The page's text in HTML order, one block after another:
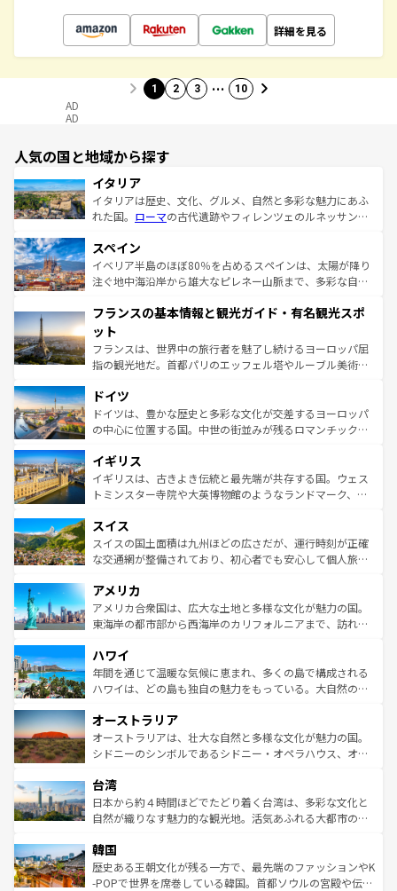
詳細を見る
1 2 3 … 10
AD
AD
人気の国と地域から探す
イタリア
イタリアは歴史、文化、グルメ、自然と多彩な魅力にあふ
れた国。 ローマの古代遺跡やフィレンツェのルネッサンス
ろん、トスカーナの美しい田園風景やアマルフィ海岸の絶
景など、自然景観も見逃せない。観光の合間には、本場の
ピザやパスタなど、絶品のイタリア料理を堪能することも
ませてくれるイタリアで、忘れられない旅をしてみよう！
なお、新着のイタリア情報は
しい。
スペイン
イベリア半島のほぼ80％を占めるスペインは、太陽が降り
注ぐ地中海沿岸から雄大なピレネー山脈まで、多彩な自然
文化が根付くこの国では、情熱的なフラメンコ、熱気あふ
れる闘牛、そして美味しいタパスが生活の一部となってい
る。首都マドリードの洗練された雰囲気や、バルセロナの
アートに溢れた街角から、地方では古代ローマ遺跡や中世
せる。地方によって風土や気候が異なるスペインはその個
性で訪れる人を魅了する。 なお、新着のスペイン情報は コ
ンテンツ一覧を参照してほしい。
フランスの基本情報と観光ガイド・有名観光スポ
ット
フランスは、世界中の旅行者を魅了し続けるヨーロッパ屈
指の観光地だ。首都パリのエッフェル塔やルーブル美術館
で、幅広い魅力が詰まっている。華麗な宮殿、歴史的な大
聖堂、美しいビーチ、そして豊かな自然が、訪れる者を心
から魅了する。また、フランスは美食の国としても知ら
いる。シャンパンの発祥地であるランス、プロヴァンスの
香り高いラベンダー畑など、多彩な楽しみ方が可能だ。さ
らに、パリ以外の地域にも魅力が溢れており、どの街角に
れる地方に足を運ぶとそれぞれで全く異なる文化を体験で
きるだろう。 なお、新着のフランス情報はコンテンツ一覧
を参照してほしい。
ドイツ
ドイツは、豊かな歴史と多彩な文化が交差するヨーロッパ
の中心に位置する国。中世の街並みが残るロマンチック街
顔を持つこの国は、どこを歩いても飽きることがない。ベ
ルリンの文化的活気、バイエルン州のアルプスの絶景、そ
してライン川沿いのワイン畑といった風景は必見。ビール
は、お酒好きな人にはぜひ体験してほしい。 なお、新着の
ドイツ情報はコンテンツ一覧を参照してほしい。
イギリス
イギリスは、古きよき伝統と最先端が共存する国。ウェス
トミンスター寺院や大英博物館のようなランドマーク、歴
リアごとに異なる魅力がある。また、優雅なアフタヌーン
ティー、ビール好きにはたまらない英国パブ、サッカー観
戦など、本場だからこそできる体験も豊富。イギリスを旅
ンツ一覧を参照してほしい。
スイス
スイスの国土面積は九州ほどの広さだが、運行時刻が正確
な交通網が整備されており、初心者でも安心して個人旅行
の建物がそのまま残る町や、スイスならではのユニークな
博物館もあり、アルプス観光だけでなく町歩きも満喫する
ことができる。国民の所得が高いため物価も高いが、旅行
ば市内交通費無料で観光を楽しむこともできる。 なお、新
着のスイス情報はコンテンツ一覧 を参照してほしい。
アメリカ
アメリカ合衆国は、広大な土地と多様な文化が魅力の国。
東海岸の都市部から西海岸のカリフォルニアまで、訪れる
のような巨大都市は、観光、ショッピング、エンターテイ
ンメントが詰まった刺激的なスポットだ。一方、アメリカ
西部には大自然が広がり、グランドキャニオンやイエロー
部のニューオーリンズでは、音楽と美食が融合した独特の
文化が魅力。旅行者はアメリカの各地域で異なる魅力を楽
しみながら、その多様性と豊かな歴史を感じることができ
ならではの贅沢な旅のスタイルだ。 なお、新着のアメリカ
情報はコンテンツ一覧を参照してほしい。
ハワイ
年間を通じて温暖な気候に恵まれ、多くの島で構成される
ハワイは、どの島も独自の魅力をもっている。大自然の神
ワイ島は見逃せない。また、定番の観光地といえばオアフ
島だが、静かな自然を求めるならマウイ島やカウアイ島が
おすすめ。エメラルドグリーンに輝く海をはじめ、豊かな
れるおもてなしの心で訪れる人々を迎えてくれるハワイの
人々、おいしいローカルフードやハワイアンミュージッ
ク、伝統的なフラダンスなど、すべてがハワイの魅力を彩
ワイを、存分に味わってほしい。 なお、新着のハワイ情報
はコンテンツ一覧を参照してほしい。
オーストラリア
オーストラリアは、壮大な自然と多様な文化が魅力の国。
シドニーのシンボルであるシドニー・オペラハウス、オー
リアリーフや大陸中央部にそびえるウルル（エアーズロッ
ク）、タスマニアの美しい原生林やケアンズの熱帯雨林な
ど、見どころがたくさん。また、カフェやワイン、オージ
いる。アクティビティも充実しており、サーフィンやダイ
ビング、ハイキングなど、アウトドア好きにはたまらな
い。オーストラリアの多彩な魅力を存分に味わいつくそ
台湾
日本から約４時間ほどでたどり着く台湾は、多彩な文化と
自然が織りなす魅力的な観光地。活気あふれる大都市の台
ン）、静ひつな山岳地帯である台湾東部など、都市の喧騒
と山間の静けさが共存しており、訪れる人に新しい発見と
驚きをもたらしてくれる。また、奥深い台湾の食文化も魅
韓国
歴史ある王朝文化が残る一方で、最先端のファッションやK
-POPで世界を席巻している韓国。首都ソウルの宮殿や伝統